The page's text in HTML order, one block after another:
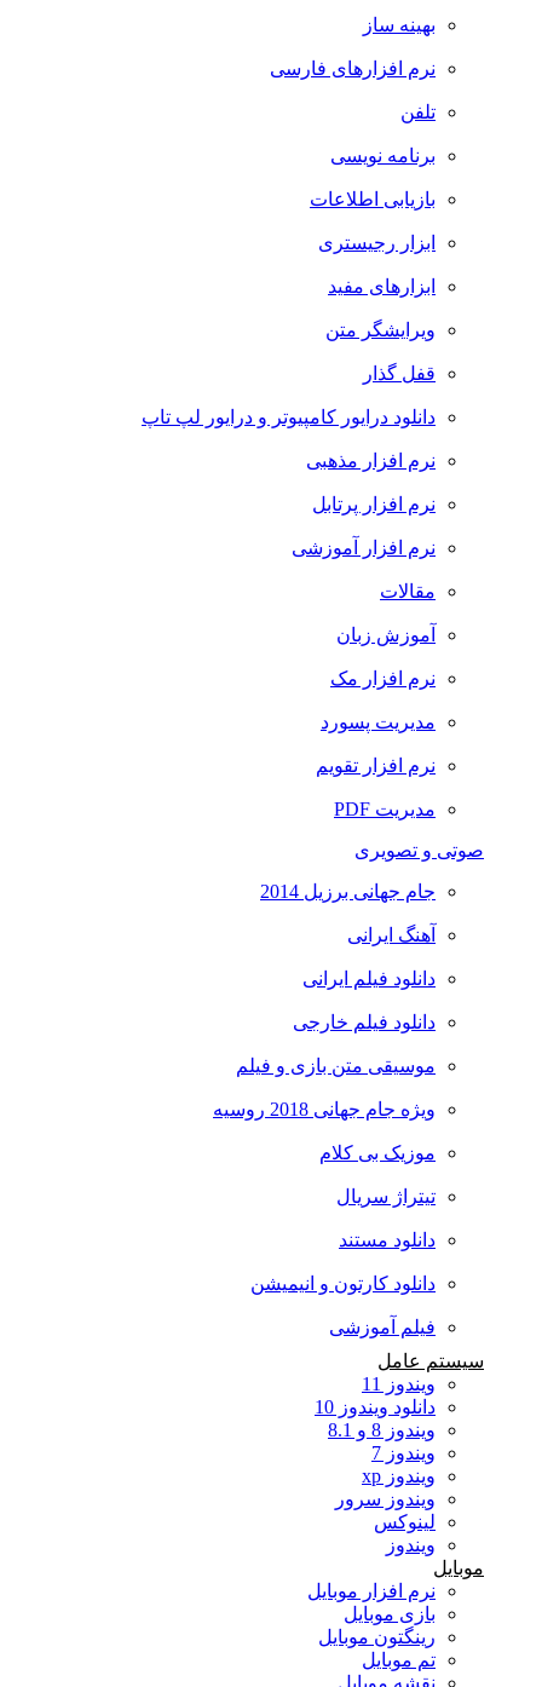
بهینه ساز
نرم افزارهای فارسی
تلفن
برنامه نویسی
بازیابی اطلاعات
ابزار رجیستری
ابزارهای مفید
ویرایشگر متن
قفل گذار
دانلود درایور کامپیوتر و درایور لپ تاپ
نرم افزار مذهبی
نرم افزار پرتابل
نرم افزار آموزشی
مقالات
آموزش زبان
نرم افزار مک
مدیریت پسورد
نرم افزار تقویم
مدیریت PDF
صوتی و تصویری
جام جهانی برزیل 2014
آهنگ ایرانی
دانلود فیلم ایرانی
دانلود فیلم خارجی
موسیقی متن بازی و فیلم
ویژه جام جهانی 2018 روسیه
موزیک بی کلام
تیتراژ سریال
دانلود مستند
دانلود کارتون و انیمیشن
فیلم آموزشی
سیستم عامل
ویندوز 11
دانلود ویندوز 10
ویندوز 8 و 8.1
ویندوز 7
ویندوز xp
ویندوز سرور
لینوکس
ویندوز
نرم افزار موبایل
بازی موبایل
رینگتون موبایل
تم موبایل
نقشه موبایل